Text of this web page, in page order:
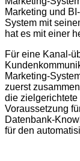
Marketing und
System mit
hat es mit einer
Für eine Kanal-
Marketing-
zuerst
die
Voraussetzung
Datenbank-
für den